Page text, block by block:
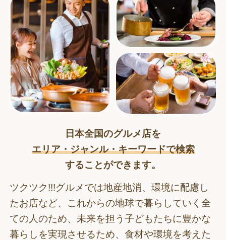
日本全国のグルメ店を
エリア・ジャンル・キーワードで検索
することができます。
ツクツク!!!グルメでは地産地消、環境に配慮し
たお店など、これからの地球で暮らしていく全
ての人のため、 未来を担う子どもたちに豊かな
暮らしを実現させるため、食材や環境を考えた